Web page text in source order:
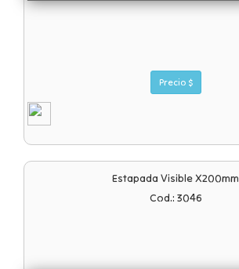
Precio $
Estapada Visible X200mm
Cod.: 3046